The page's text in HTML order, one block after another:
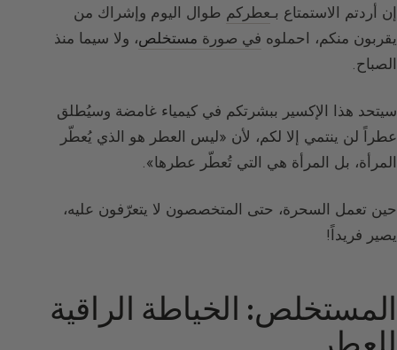
إن أردتم الاستمتاع بـعطركم طوال اليوم وإشراك من
يقربون منكم، احملوه في صورة مستخلص، ولا سيما منذ
الصباح.
سيتحد هذا الإكسير ببشرتكم في كيمياء غامضة وسيُطلق
عطراً لن ينتمي إلا لكم، لأن «ليس العطر هو الذي يُعطّر
المرأة، بل المرأة هي التي تُعطّر عطرها».
حين تعمل السحرة، حتى المتخصصون لا يتعرّفون عليه،
يصير فريداً!
المستخلص: الخياطة الراقية